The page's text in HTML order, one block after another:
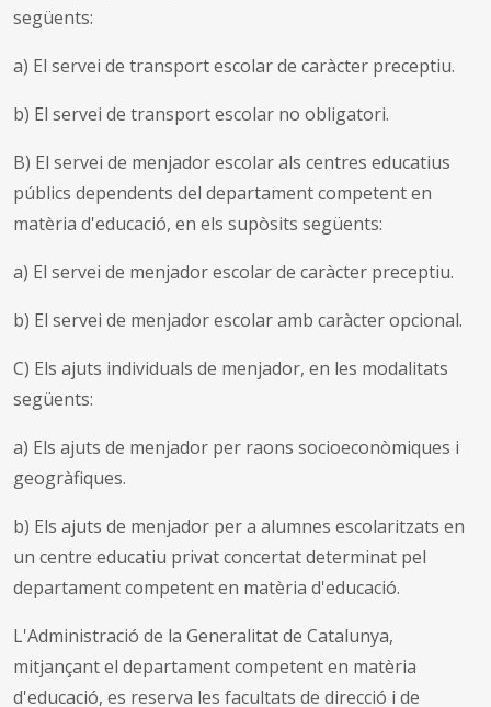
següents:
a) El servei de transport escolar de caràcter preceptiu.
b) El servei de transport escolar no obligatori.
B) El servei de menjador escolar als centres educatius
públics dependents del departament competent en
matèria d'educació, en els supòsits següents:
a) El servei de menjador escolar de caràcter preceptiu.
b) El servei de menjador escolar amb caràcter opcional.
C) Els ajuts individuals de menjador, en les modalitats
següents:
a) Els ajuts de menjador per raons socioeconòmiques i
geogràfiques.
b) Els ajuts de menjador per a alumnes escolaritzats en
un centre educatiu privat concertat determinat pel
departament competent en matèria d'educació.
L'Administració de la Generalitat de Catalunya,
mitjançant el departament competent en matèria
d'educació, es reserva les facultats de direcció i de